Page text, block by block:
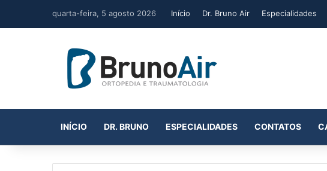
quarta-feira, 5 agosto 2026 Início Dr. Bruno Air Especialidades
INÍCIO DR. BRUNO ESPECIALIDADES CONTATOS